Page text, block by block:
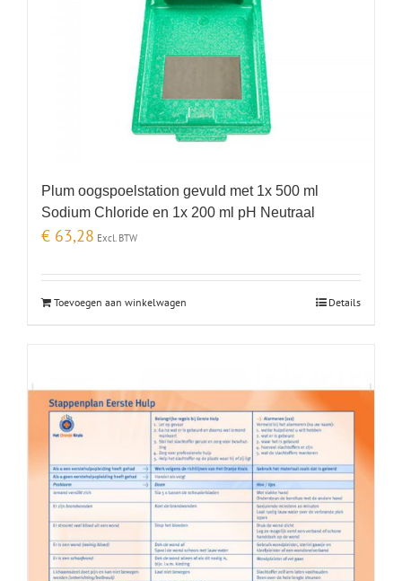
Plum oogspoelstation gevuld met 1x 500 ml
Sodium Chloride en 1x 200 ml pH Neutraal
€ 63,28 Excl. BTW
Toevoegen aan winkelwagen Details